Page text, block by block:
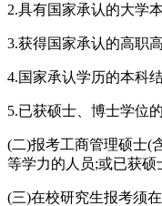
2.具有国家承认的大学
3.获得国家承认的高职
4.国家承认学历的本科
5.已获硕士、博士学位的
(二)报考工商管理硕士(
等学力的人员;或已获硕
(三)在校研究生报考须